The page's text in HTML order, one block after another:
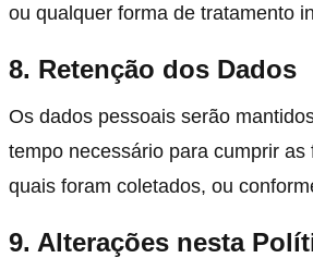
ou qualquer forma de tratamento
8. Retenção dos Dados
Os dados pessoais serão
tempo necessário para cumprir as
quais foram coletados, ou
9. Alterações nesta